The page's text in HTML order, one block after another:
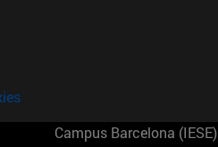
Campus Barcelona (IESE)